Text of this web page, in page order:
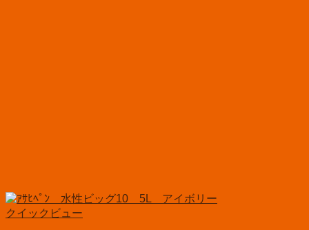
クイックビュー